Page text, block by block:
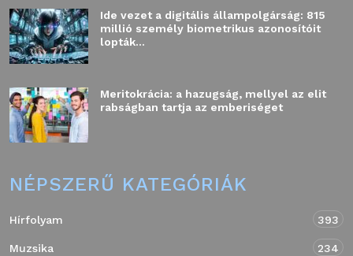
Ide vezet a digitális állampolgárság: 815
millió személy biometrikus azonosítóit
lopták...
Meritokrácia: a hazugság, mellyel az elit
rabságban tartja az emberiséget
NÉPSZERŰ KATEGÓRIÁK
Hírfolyam 393
Muzsika 234